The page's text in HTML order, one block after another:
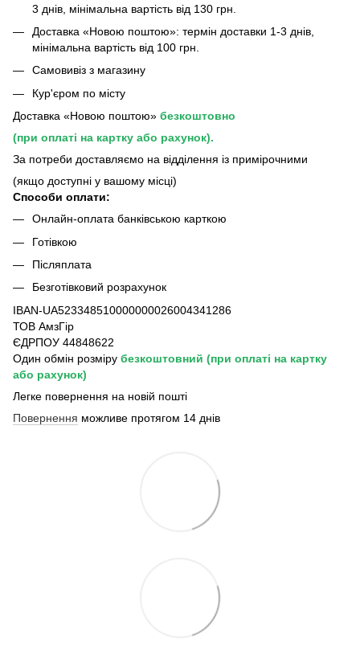
3 днів, мінімальна вартість від 130 грн.
Доставка «Новою поштою»: термін доставки 1-3 днів,
мінімальна вартість від 100 грн.
Самовивіз з магазину
Кур'єром по місту
Доставка «Новою поштою» безкоштовно
(при оплаті на картку або рахунок).
За потреби доставляємо на відділення із примірочними
(якщо доступні у вашому місці)
Способи оплати:
Онлайн-оплата банківською карткою
Готівкою
Післяплата
Безготівковий розрахунок
IBAN-UA523348510000000026004341286
ТОВ АмзГір
ЄДРПОУ 44848622
Один обмін розміру безкоштовний (при оплаті на картку
або рахунок)
Легке повернення на новій пошті
Повернення можливе протягом 14 днів